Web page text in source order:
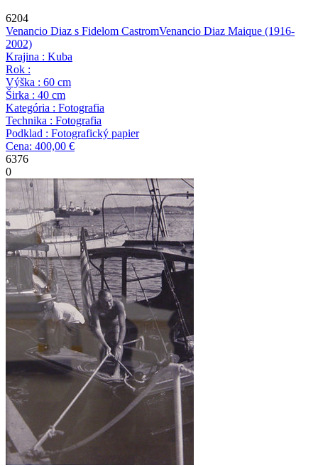
6204
Venancio Diaz s Fidelom CastromVenancio Diaz Maique (1916-
2002)
Krajina : Kuba
Rok :
Výška : 60 cm
Širka : 40 cm
Kategória : Fotografia
Technika : Fotografia
Podklad : Fotografický papier
Cena: 400,00 €
6376
0